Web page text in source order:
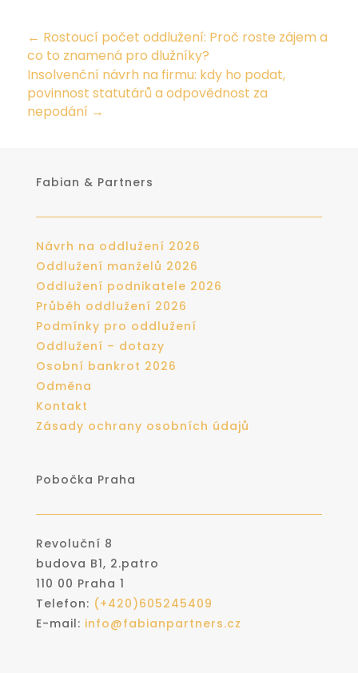
← Rostoucí počet oddlužení: Proč roste zájem a
co to znamená pro dlužníky?
Insolvenční návrh na firmu: kdy ho podat,
povinnost statutárů a odpovědnost za
nepodání →
Fabian & Partners
Návrh na oddlužení 2026
Oddlužení manželů 2026
Oddlužení podnikatele 2026
Průběh oddlužení 2026
Podmínky pro oddlužení
Oddlužení – dotazy
Osobní bankrot 2026
Odměna
Kontakt
Zásady ochrany osobních údajů
Pobočka Praha
Revoluční 8
budova B1, 2.patro
110 00 Praha 1
Telefon: (+420)605245409
E-mail: info@fabianpartners.cz